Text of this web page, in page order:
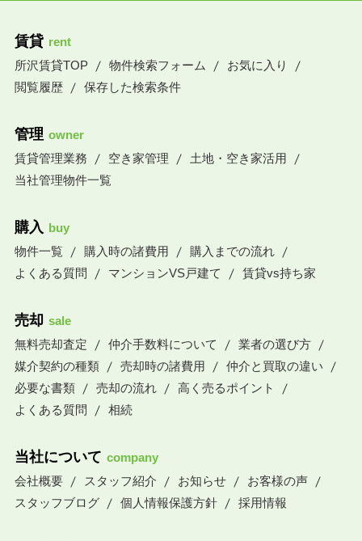
賃貸 rent
所沢賃貸TOP
物件検索フォーム
お気に入り
閲覧履歴
保存した検索条件
管理 owner
賃貸管理業務
空き家管理
土地・空き家活用
当社管理物件一覧
購入 buy
物件一覧
購入時の諸費用
購入までの流れ
よくある質問
マンションVS戸建て 賃貸vs持ち家
売却 sale
無料売却査定
仲介手数料について
業者の選び方
媒介契約の種類
売却時の諸費用
仲介と買取の違い
必要な書類
売却の流れ
高く売るポイント
よくある質問
相続
当社について company
会社概要
スタッフ紹介 お知らせ
お客様の声
スタッフブログ
個人情報保護方針 採用情報